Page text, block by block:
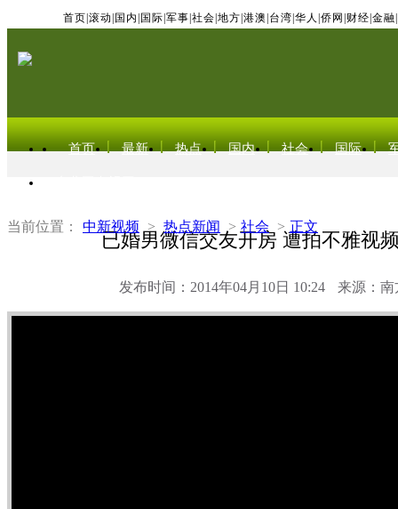
首页 滚动 国内 国际 军事 社会 地方 港澳 台湾 华人 侨网 财经 金融
首页 最新 热点 国内 社会 国际
当前位置： 中新视频 > 热点新闻 > 社会 > 正文
已婚男微信交友开房 遭拍不雅视
发布时间：2014年04月10日 10:24 来源：南